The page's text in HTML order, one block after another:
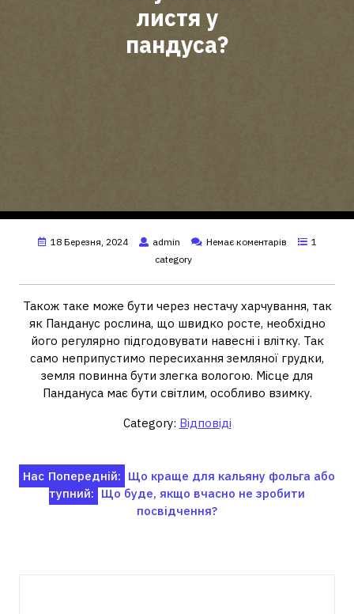
листя у
пандуса?
18 Березня, 2024 admin Немає коментарів
1
category
Також таке може бути через нестачу харчування, так
як Панданус рослина, що швидко росте, необхідно
його регулярно підгодовувати навесні і влітку. Так
само неприпустимо пересихання земляної грудки,
земля повинна бути злегка вологою. Місце для
Пандануса має бути світлим, особливо взимку.
Category: Відповіді
Навігація
записів
Попередній: Що краще для кальяну фольга або
Нас
тупний: Що буде, якщо вчасно не зробити
посвідчення?